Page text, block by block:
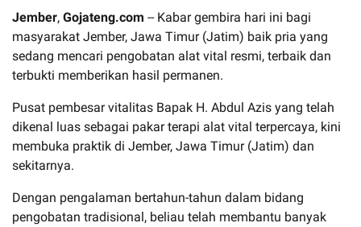
Jember, Gojateng.com -- Kabar gembira hari ini bagi
masyarakat Jember, Jawa Timur (Jatim) baik pria yang
sedang mencari pengobatan alat vital resmi, terbaik dan
terbukti memberikan hasil permanen.
Pusat pembesar vitalitas Bapak H. Abdul Azis yang telah
dikenal luas sebagai pakar terapi alat vital terpercaya, kini
membuka praktik di Jember, Jawa Timur (Jatim) dan
sekitarnya.
Dengan pengalaman bertahun-tahun dalam bidang
pengobatan tradisional, beliau telah membantu banyak